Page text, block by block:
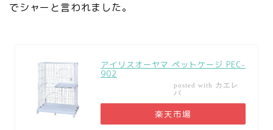
でシャーと言われました。
アイリスオーヤマ ペットケージ PEC-
902
posted with カエレ
バ
楽天市場